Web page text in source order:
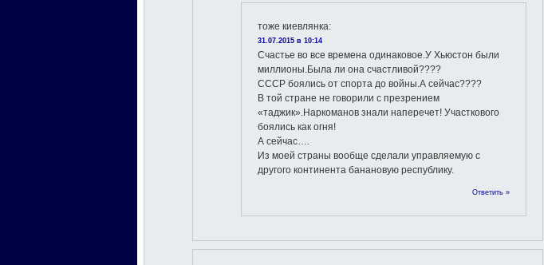
тоже киевлянка:
31.07.2015 в 10:14
Счастье во все времена одинаковое.У Хьюстон были
миллионы.Была ли она счастливой????
СССР боялись от спорта до войны.А сейчас????
В той стране не говорили с презрением
«таджик».Наркоманов знали наперечет! Участкового
боялись как огня!
А сейчас….
Из моей страны вообще сделали управляемую с
другого континента банановую республику.
Ответить »